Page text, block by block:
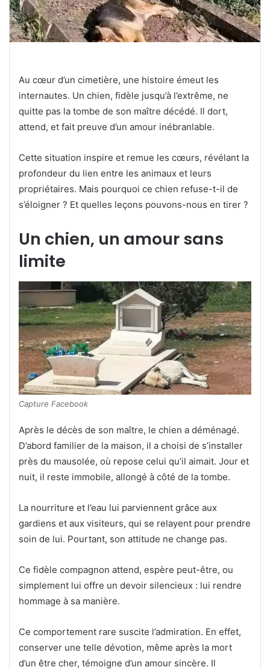
Au cœur d’un cimetière, une histoire émeut les
internautes. Un chien, fidèle jusqu’à l’extrême, ne
quitte pas la tombe de son maître décédé. Il dort,
attend, et fait preuve d’un amour inébranlable.
Cette situation inspire et remue les cœurs, révélant la
profondeur du lien entre les animaux et leurs
propriétaires. Mais pourquoi ce chien refuse-t-il de
s’éloigner ? Et quelles leçons pouvons-nous en tirer ?
Un chien, un amour sans
limite
Capture Facebook
Après le décès de son maître, le chien a déménagé.
D’abord familier de la maison, il a choisi de s’installer
près du mausolée, où repose celui qu’il aimait. Jour et
nuit, il reste immobile, allongé à côté de la tombe.
La nourriture et l’eau lui parviennent grâce aux
gardiens et aux visiteurs, qui se relayent pour prendre
soin de lui. Pourtant, son attitude ne change pas.
Ce fidèle compagnon attend, espère peut-être, ou
simplement lui offre un devoir silencieux : lui rendre
hommage à sa manière.
Ce comportement rare suscite l’admiration. En effet,
conserver une telle dévotion, même après la mort
d’un être cher, témoigne d’un amour sincère. Il